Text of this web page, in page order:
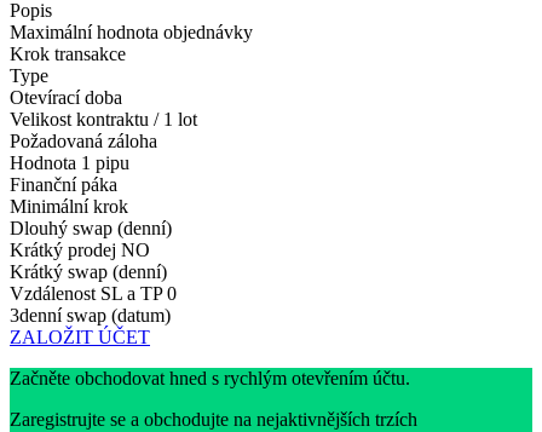
Popis
Maximální hodnota objednávky
Krok transakce
Type
Otevírací doba
Velikost kontraktu / 1 lot
Požadovaná záloha
Hodnota 1 pipu
Finanční páka
Minimální krok
Dlouhý swap (denní)
Krátký prodej NO
Krátký swap (denní)
Vzdálenost SL a TP 0
3denní swap (datum)
ZALOŽIT ÚČET
Začněte obchodovat hned s rychlým otevřením účtu.
Zaregistrujte se a obchodujte na nejaktivnějších trzích